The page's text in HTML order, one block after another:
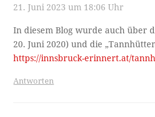
21. Juni 2023 um 18:06 Uhr
In diesem Blog wurde auch über
20. Juni 2020) und die
https://innsbruck-erinnert.at/
Antworten